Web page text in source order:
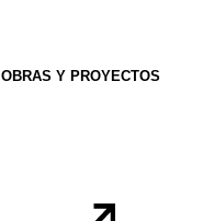
OBRAS Y PROYECTOS